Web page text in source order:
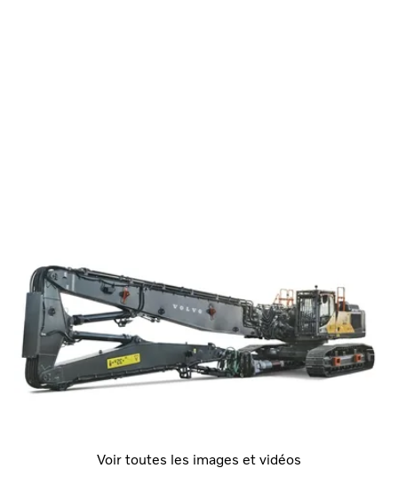
Voir toutes les images et vidéos